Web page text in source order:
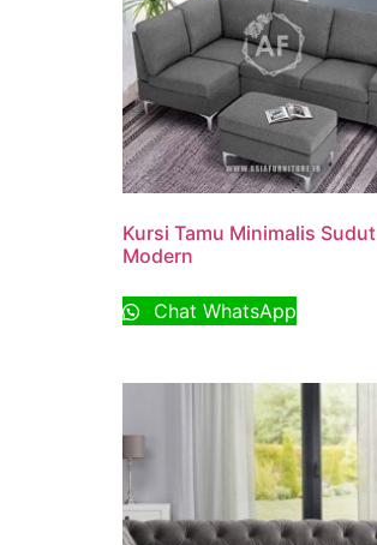
Kursi Tamu Minimalis Sudut
Modern
Chat WhatsApp